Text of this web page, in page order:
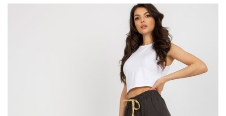
modzie – skąd się wzięły?
Kombinezon to jednoczęściowy strój z nogawkami, który
zakrywa całe ciało i zakłada się poprzez wsunięcie nóg. Skąd
takie ubrania wzięły się w codziennej modzie damskiej? Modne
kombinezony damskie wywodzą się z rodzaju odzieży ochronnej
noszonej przez pracowników fabryk, warsztatów i innych miejsc
pracy, gdzie konieczne było zabezpieczenie ciała przed
oparzeniami lub kontaktami z toksycznymi substancjami. Takie
jednoczęściowe stroje można również …